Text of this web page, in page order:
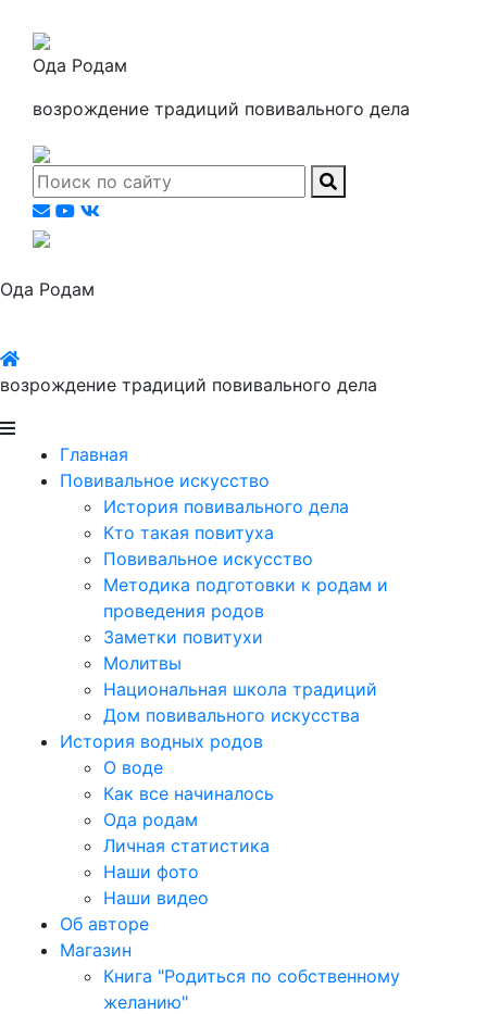
Ода Родам
возрождение традиций повивального дела
Ода Родам
возрождение традиций повивального дела
Главная
Повивальное искусство
История повивального дела
Кто такая повитуха
Повивальное искусство
Методика подготовки к родам и
проведения родов
Заметки повитухи
Молитвы
Национальная школа традиций
Дом повивального искусства
История водных родов
О воде
Как все начиналось
Ода родам
Личная статистика
Наши фото
Наши видео
Об авторе
Магазин
Книга "Родиться по собственному
желанию"